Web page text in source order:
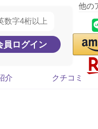
他の
介 クチコミ